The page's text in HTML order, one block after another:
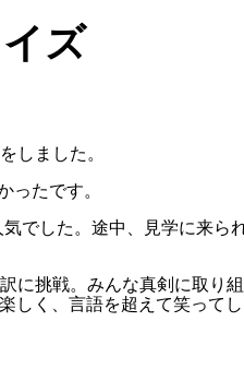
ズ
しました。
ったです。
でした。途中、見学に来ら
に挑戦。みんな真剣に取り組
しく、言語を超えて笑ってし